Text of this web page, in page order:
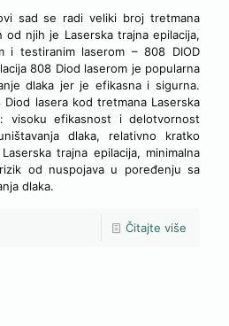
sad se radi veliki broj tretmana
od njih je Laserska trajna epilacija,
i testiranim laserom – 808 DIOD
808 Diod laserom je popularna
dlaka jer je efikasna i sigurna.
lasera kod tretmana Laserska
visoku efikasnost i delotvornost
dlaka, relativno kratko
trajna epilacija, minimalna
od nuspojava u poređenju sa
dlaka.
Čitajte više